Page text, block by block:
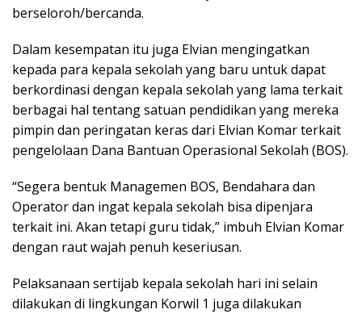
berseloroh/bercanda.
Dalam kesempatan itu juga Elvian mengingatkan
kepada para kepala sekolah yang baru untuk dapat
berkordinasi dengan kepala sekolah yang lama terkait
berbagai hal tentang satuan pendidikan yang mereka
pimpin dan peringatan keras dari Elvian Komar terkait
pengelolaan Dana Bantuan Operasional Sekolah (BOS).
“Segera bentuk Managemen BOS, Bendahara dan
Operator dan ingat kepala sekolah bisa dipenjara
terkait ini. Akan tetapi guru tidak,” imbuh Elvian Komar
dengan raut wajah penuh keseriusan.
Pelaksanaan sertijab kepala sekolah hari ini selain
dilakukan di lingkungan Korwil 1 juga dilakukan